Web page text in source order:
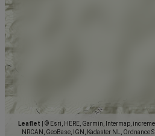
Leaflet
© Esri, HERE, Garmin, Intermap,
NRCAN, GeoBase, IGN, Kadaster NL, Ordnance